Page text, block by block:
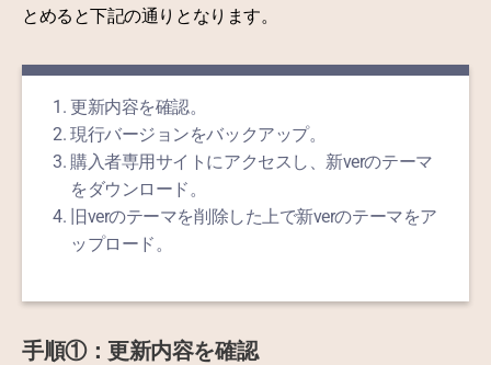
とめると下記の通りとなります。
更新内容を確認。
現行バージョンをバックアップ。
購入者専用サイトにアクセスし、新verのテーマ
をダウンロード。
旧verのテーマを削除した上で新verのテーマをア
ップロード。
手順①：更新内容を確認